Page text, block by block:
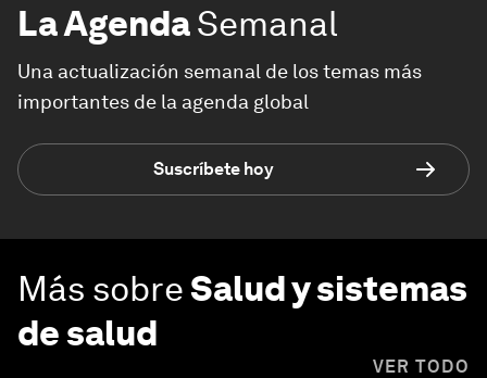
La AgendaSemanal
Una actualización semanal de los temas más
importantes de la agenda global
Suscríbete hoy
Más sobreSalud y sistemas
de salud
VER TODO